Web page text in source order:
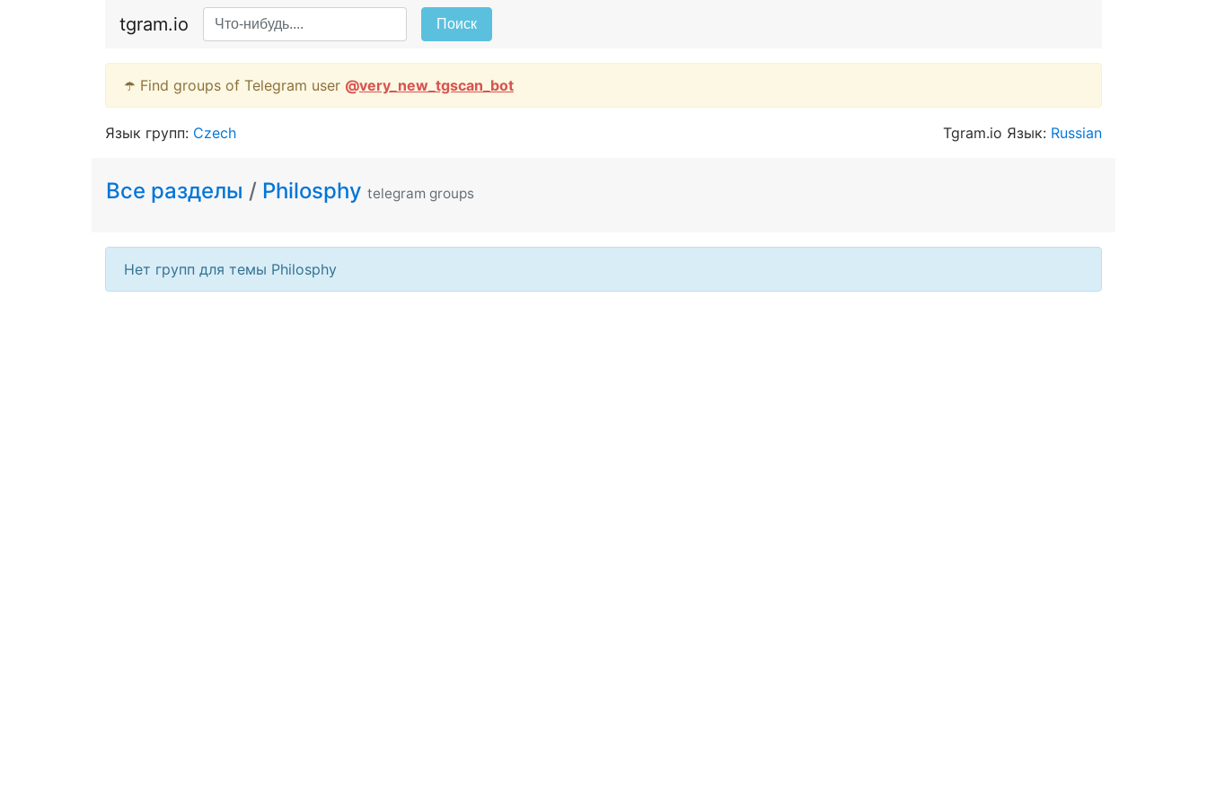
tgram.io Поиск
☂️ Find groups of Telegram user @very_new_tgscan_bot
Язык групп: Czech Tgram.io Язык: Russian
Все разделы / Philosphy telegram groups
Нет групп для темы Philosphy